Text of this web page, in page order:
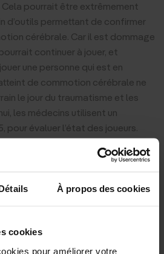
À propos des cookies
cookies
pour améliorer votre
Cela pourrait être extrêmement
d’outils permettant de confirmer
cérébrale. Car il est dommage
continuer à jouer, et
une personne qui est en
de commotion cérébrale ne
le jour du traumatisme et les
les médecins utilisent un
pour évaluer l’état des joueurs.
Nous avons besoin d’outils de
et de biomarqueurs fiables à